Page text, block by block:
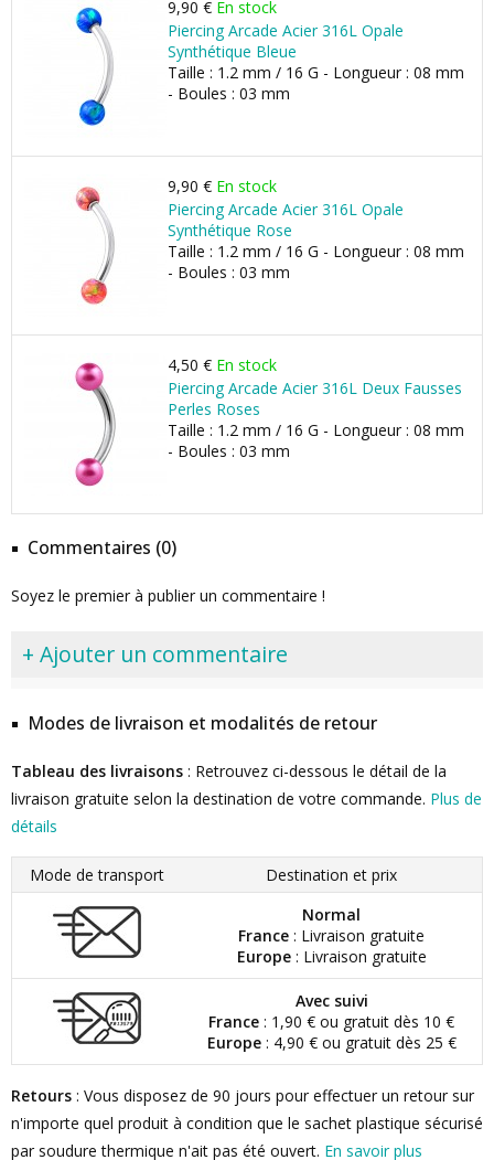
9,90 € En stock
Piercing Arcade Acier 316L Opale
Synthétique Bleue
Taille : 1.2 mm / 16 G - Longueur : 08 mm
- Boules : 03 mm
9,90 € En stock
Piercing Arcade Acier 316L Opale
Synthétique Rose
Taille : 1.2 mm / 16 G - Longueur : 08 mm
- Boules : 03 mm
4,50 € En stock
Piercing Arcade Acier 316L Deux Fausses
Perles Roses
Taille : 1.2 mm / 16 G - Longueur : 08 mm
- Boules : 03 mm
Commentaires (0)
Soyez le premier à publier un commentaire !
+ Ajouter un commentaire
Modes de livraison et modalités de retour
Tableau des livraisons : Retrouvez ci-dessous le détail de la
livraison gratuite selon la destination de votre commande. Plus de
détails
Mode de transport
Destination et prix
Normal
France : Livraison gratuite
Europe: Livraison gratuite
Avec suivi
France : 1,90 € ou gratuit dès 10 €
Europe: 4,90 € ou gratuit dès 25 €
Retours : Vous disposez de 90 jours pour effectuer un retour sur
n'importe quel produit à condition que le sachet plastique sécurisé
par soudure thermique n'ait pas été ouvert. En savoir plus